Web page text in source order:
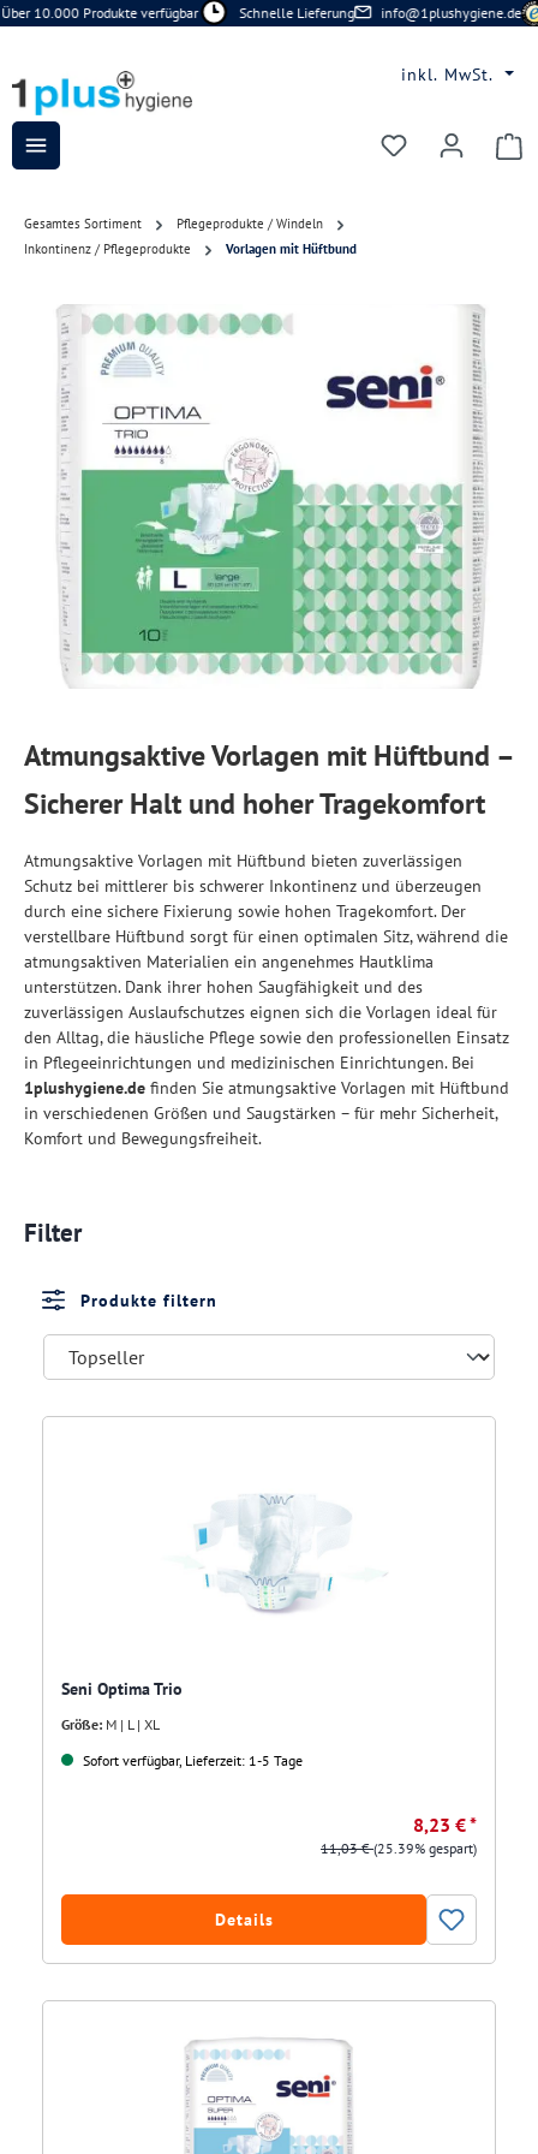
Zum Hauptinhalt springen
10.000 Produkte verfügbar Schnelle Lieferung info@1plushygiene.de
inkl. MwSt.
Du hast 0
Gesamtes Sortiment
Pflegeprodukte / Windeln
Inkontinenz / Pflegeprodukte
Vorlagen mit Hüftbund
Atmungsaktive Vorlagen mit Hüftbund –
Sicherer Halt und hoher Tragekomfort
Atmungsaktive Vorlagen mit Hüftbund bieten zuverlässigen
Schutz bei mittlerer bis schwerer Inkontinenz und überzeugen
durch eine sichere Fixierung sowie hohen Tragekomfort. Der
verstellbare Hüftbund sorgt für einen optimalen Sitz, während die
atmungsaktiven Materialien ein angenehmes Hautklima
unterstützen. Dank ihrer hohen Saugfähigkeit und des
zuverlässigen Auslaufschutzes eignen sich die Vorlagen ideal für
den Alltag, die häusliche Pflege sowie den professionellen Einsatz
in Pflegeeinrichtungen und medizinischen Einrichtungen. Bei
1plushygiene.de finden Sie atmungsaktive Vorlagen mit Hüftbund
in verschiedenen Größen und Saugstärken – für mehr Sicherheit,
Komfort und Bewegungsfreiheit.
Filter
Produkte filtern
Seni Optima Trio
Größe: M | L | XL
Sofort verfügbar, Lieferzeit: 1-5 Tage
8,23 € *
11,03 €(25.39% gespart)
Details